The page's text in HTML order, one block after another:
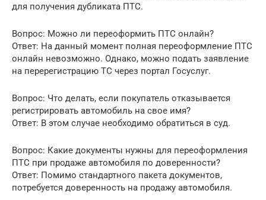
для получения дубликата ПТС.
Вопрос: Можно ли переоформить ПТС онлайн?
Ответ: На данный момент полная переоформление ПТС
онлайн невозможно. Однако, можно подать заявление
на перерегистрацию ТС через портал Госуслуг.
Вопрос: Что делать, если покупатель отказывается
регистрировать автомобиль на свое имя?
Ответ: В этом случае необходимо обратиться в суд.
Вопрос: Какие документы нужны для переоформления
ПТС при продаже автомобиля по доверенности?
Ответ: Помимо стандартного пакета документов,
потребуется доверенность на продажу автомобиля.